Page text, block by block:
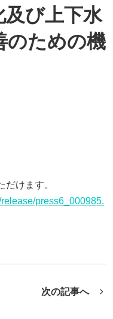
及び上下水
のための機
けます。
press6_000985.
次の記事へ